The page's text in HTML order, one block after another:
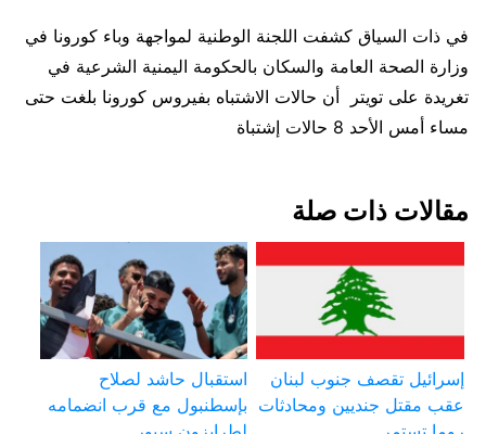
في ذات السياق كشفت اللجنة الوطنية لمواجهة وباء كورونا في
وزارة الصحة العامة والسكان بالحكومة اليمنية الشرعية في
تغريدة على تويتر أن حالات الاشتباه بفيروس كورونا بلغت حتى
مساء أمس الأحد 8 حالات إشتباة
مقالات ذات صلة
إسرائيل تقصف جنوب لبنان
عقب مقتل جنديين ومحادثات
استقبال حاشد لصلاح
بإسطنبول مع قرب انضمامه